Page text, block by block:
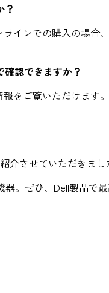
？
インでの購入の場合、
認できますか？
をご覧いただけます
介させていただきまし
。ぜひ、Dell製品で